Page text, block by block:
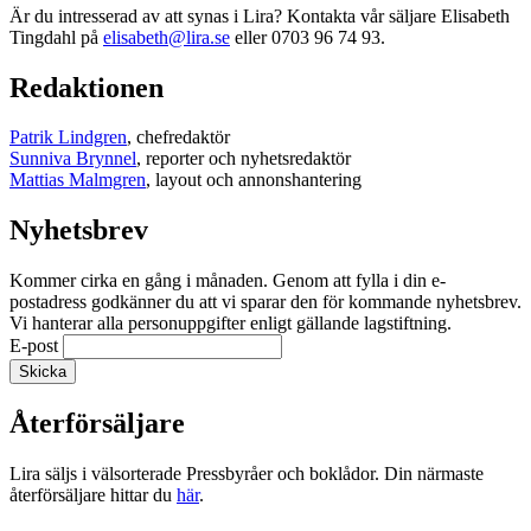
Är du intresserad av att synas i Lira? Kontakta vår säljare Elisabeth
Tingdahl på elisabeth@lira.se eller 0703 96 74 93.
Redaktionen
Patrik Lindgren, chefredaktör
Sunniva Brynnel, reporter och nyhetsredaktör
Mattias Malmgren, layout och annonshantering
Nyhetsbrev
Kommer cirka en gång i månaden. Genom att fylla i din e-
postadress godkänner du att vi sparar den för kommande nyhetsbrev.
Vi hanterar alla personuppgifter enligt gällande lagstiftning.
E-post
Återförsäljare
Lira säljs i välsorterade Pressbyråer och boklådor. Din närmaste
återförsäljare hittar du här.